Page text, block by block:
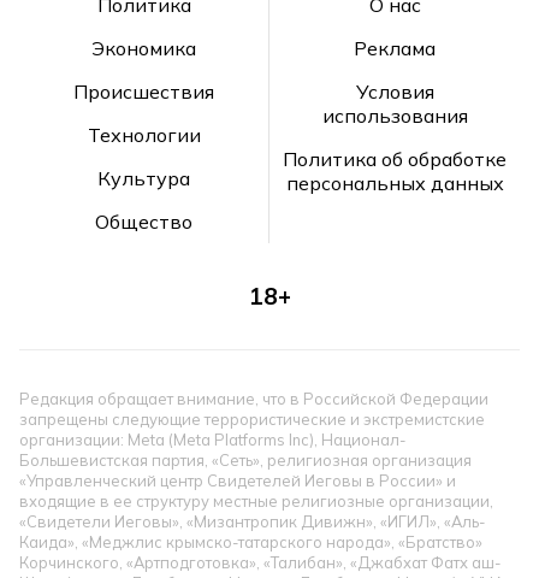
Экономика
Происшествия
Технологии
Культура
Общество
Реклама
Условия
использования
Политика об обработке
персональных данных
18+
Редакция обращает внимание, что в Российской Федерации
запрещены следующие террористические и экстремистские
организации: Meta (Meta Platforms Inc), Национал-
Большевистская партия, «Сеть», религиозная организация
«Управленческий центр Свидетелей Иеговы в России» и
входящие в ее структуру местные религиозные организации,
«Свидетели Иеговы», «Мизантропик Дивижн», «ИГИЛ», «Аль-
Каида», «Меджлис крымско-татарского народа», «Братство»
Корчинского, «Артподготовка», «Талибан», «Джабхат Фатх аш-